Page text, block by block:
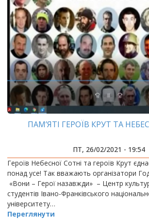
ПАМ’ЯТІ ГЕРОЇВ КРУТ ТА
ПТ, 26/02/2021 - 19:54
Героїв Небесної Сотні та героїв Крут
понад усе! Так вважають організатори
«Вони – Герої назавжди» – Центр
студентів Івано-Франківського
університету…
Переглянути